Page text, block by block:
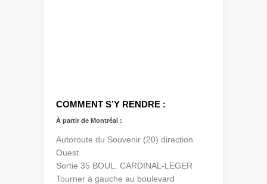
COMMENT S’Y RENDRE :
À partir de Montréal :
Autoroute du Souvenir (20) direction
Ouest
Sortie 35 BOUL. CARDINAL-LEGER
Tourner à gauche au boulevard